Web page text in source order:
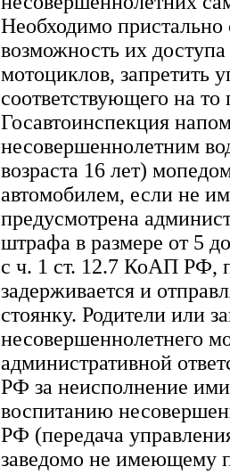
Необходимо пристально
возможность их
мотоциклов, запретить
соответствующего на
Госавтоинспекция
несовершеннолетним
возраста 16 лет)
автомобилем, если не
предусмотрена
штрафа в размере от 5
с ч. 1 ст. 12.7 КоАП РФ,
задерживается и
стоянку. Родители или
несовершеннолетнего
административной
РФ за неисполнение
воспитанию
РФ (передача
заведомо не имеющему